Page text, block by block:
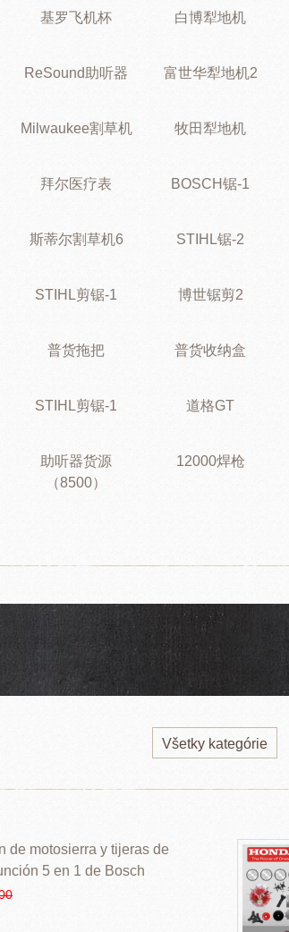
基罗飞机杯 白博犁地机
ReSound助听器 富世华犁地机2
Milwaukee割草机 牧田犁地机
拜尔医疗表 BOSCH锯-1
斯蒂尔割草机6 STIHL锯-2
STIHL剪锯-1 博世锯剪2
普货拖把 普货收纳盒
STIHL剪锯-1 道格GT
助听器货源
（8500）
12000焊枪
Všetky kategórie
de motosierra y tijeras de
5 en 1 de Bosch